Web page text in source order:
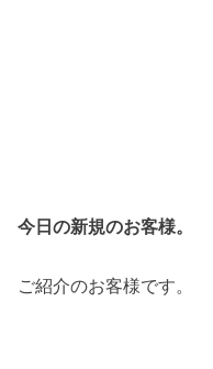
今日の新規のお客様。
ご紹介のお客様です。